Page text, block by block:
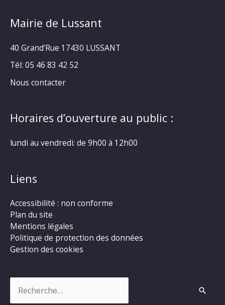
Mairie de Lussant
40 Grand’Rue 17430 LUSSANT
Tél: 05 46 83 42 52
Nous contacter
Horaires d’ouverture au public :
lundi au vendredi: de 9h00 à 12h00
Liens
Accessibilité : non conforme
Plan du site
Mentions légales
Politique de protection des données
Gestion des cookies